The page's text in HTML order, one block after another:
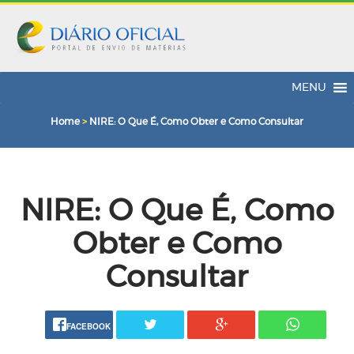
MENU
Home > NIRE: O Que É, Como Obter e Como Consultar
NIRE: O Que É, Como
Obter e Como
Consultar
FACEBOOK